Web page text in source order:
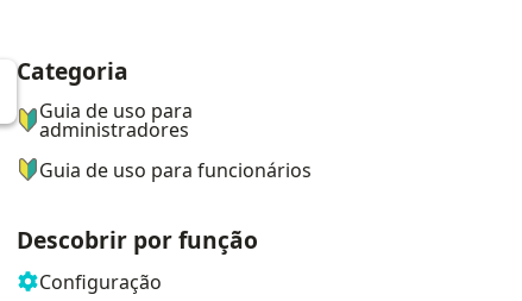
ナビゲーションメニュー
Categoria
Guia de uso para
administradores
Guia de uso para funcionários
Descobrir por função
Configuração